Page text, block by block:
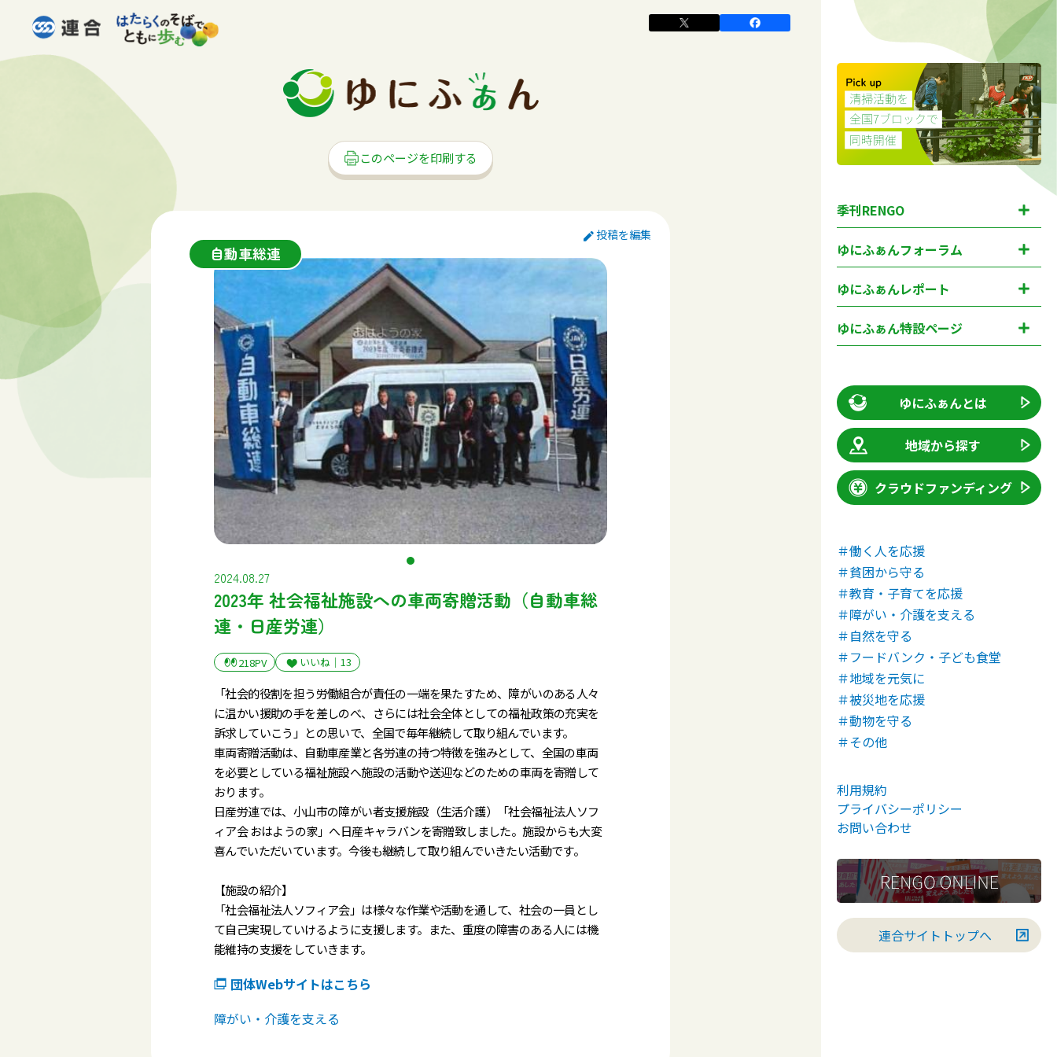
このページを印刷する
投稿を編集
自動車総連
2024.08.27
2023年 社会福祉施設への車両寄贈活動（自動車総
連・日産労連）
218PV いいね｜ 13
「社会的役割を担う労働組合が責任の一端を果たすため、障がいのある人々
に温かい援助の手を差しのべ、さらには社会全体としての福祉政策の充実を
訴求していこう」との思いで、全国で毎年継続して取り組んでいます。
車両寄贈活動は、自動車産業と各労連の持つ特徴を強みとして、全国の車両
を必要としている福祉施設へ施設の活動や送迎などのための車両を寄贈して
おります。
日産労連では、小山市の障がい者支援施設（生活介護）「社会福祉法人ソフ
ィア会 おはようの家」へ日産キャラバンを寄贈致しました。施設からも大変
喜んでいただいています。今後も継続して取り組んでいきたい活動です。
【施設の紹介】
「社会福祉法人ソフィア会」は様々な作業や活動を通して、社会の一員とし
て自己実現していけるように支援します。また、重度の障害のある人には機
能維持の支援をしていきます。
団体Webサイトはこちら
障がい・介護を支える
季刊RENGO
ゆにふぁんフォーラム
ゆにふぁんレポート
ゆにふぁん特設ページ
ゆにふぁんとは
地域から探す
クラウドファンディング
＃働く人を応援
＃貧困から守る
＃教育・子育てを応援
＃障がい・介護を支える
＃自然を守る
＃フードバンク・子ども食堂
＃地域を元気に
＃被災地を応援
＃動物を守る
＃その他
利用規約
プライバシーポリシー
お問い合わせ
連合サイトトップへ